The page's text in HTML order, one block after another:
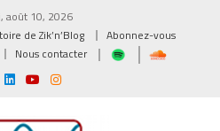
août 10, 2026
de Zik’n’Blog
Abonnez-vous
Nous contacter